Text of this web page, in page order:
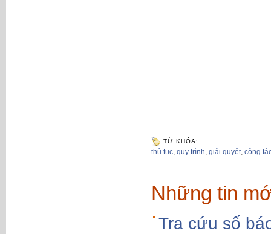
TỪ KHÓA:
thủ tục, quy trình, giải quyết, công
Những tin
Tra cứu số